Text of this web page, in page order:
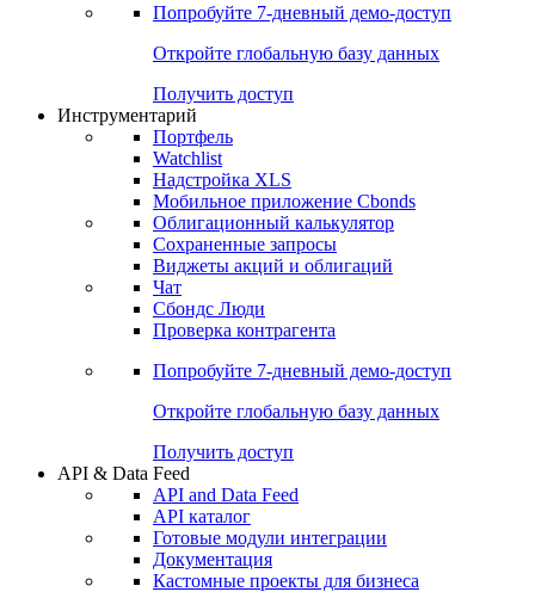
Попробуйте 7-дневный демо-доступ
Откройте глобальную базу данных
Получить доступ
Инструментарий
Портфель
Watchlist
Надстройка XLS
Мобильное приложение Cbonds
Облигационный калькулятор
Сохраненные запросы
Виджеты акций и облигаций
Чат
Сбондс Люди
Проверка контрагента
Попробуйте 7-дневный демо-доступ
Откройте глобальную базу данных
Получить доступ
API & Data Feed
API and Data Feed
API каталог
Готовые модули интеграции
Документация
Кастомные проекты для бизнеса